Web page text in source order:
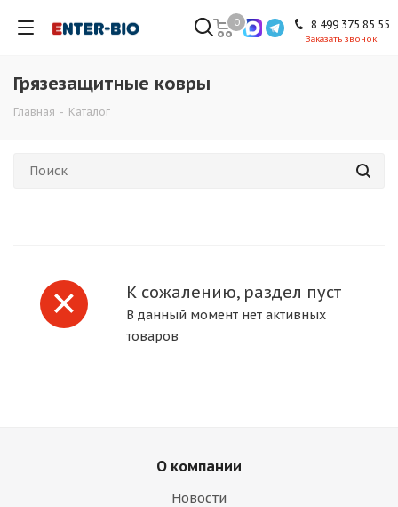
8 499 375 85 55
Заказать звонок
0
Грязезащитные ковры
Главная - Каталог
К сожалению, раздел пуст
В данный момент нет активных
товаров
О компании
Новости